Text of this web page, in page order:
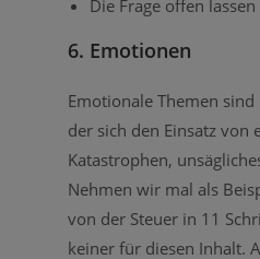
Die Frage offen
6. Emotionen
Emotionale Themen
der sich den Einsatz
Katastrophen,
Nehmen wir mal als
von der Steuer in 11
keiner für diesen Inhalt.